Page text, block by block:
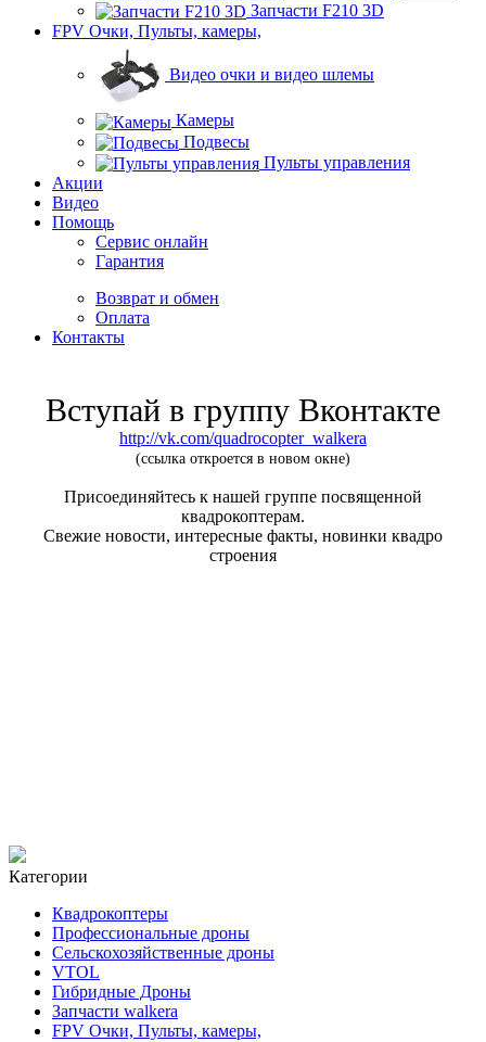
Запчасти F210 3D
FPV Очки, Пульты, камеры,
Видео очки и видео шлемы
Камеры
Подвесы
Пульты управления
Акции
Видео
Помощь
Сервис онлайн
Гарантия
Возврат и обмен
Оплата
Контакты
Вступай в группу Вконтакте
http://vk.com/quadrocopter_walkera
(ссылка откроется в новом окне)
Присоединяйтесь к нашей группе посвященной
квадрокоптерам.
Свежие новости, интересные факты, новинки квадро
строения
Категории
Квадрокоптеры
Профессиональные дроны
Сельскохозяйственные дроны
VTOL
Гибридные Дроны
Запчасти walkera
FPV Очки, Пульты, камеры,